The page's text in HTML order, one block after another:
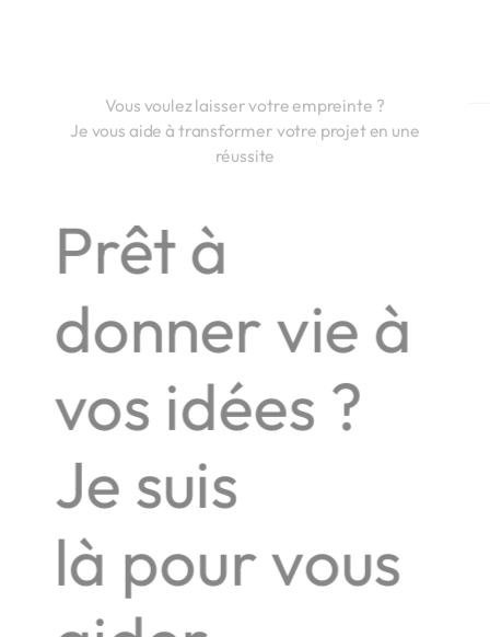
Vous voulez laisser votre empreinte ?
Je vous aide à transformer votre projet en une
réussite
Prêt à
donnervie à
vos idées ?
Je suis
là pour vous